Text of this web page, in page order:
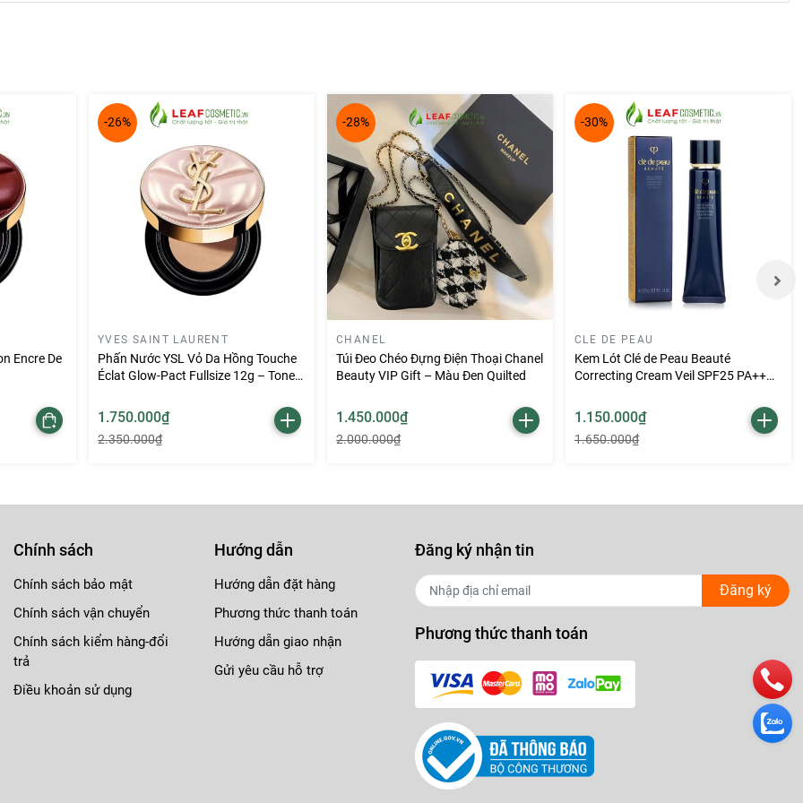
phù hợp với nhiều phong cách trang điểm.
trang điểm hàng ngày để tỏa sáng.
sức sống suốt cả ngày.
nuôi dưỡng môi khỏe mạnh.
tưởng cho những ai yêu thích sự kết hợp giữa làm đẹp và chăm sóc
Encre De
-26%
YVES SAINT LAURENT
Phấn Nước YSL Vỏ Da Hồng Touche
Éclat Glow-Pact Fullsize 12g – Tone
1.750.000₫
2.350.000₫
-28%
CHANEL
Túi Đeo Chéo Đựng Điện Thoại Chanel
Beauty VIP Gift – Màu Đen Quilted
1.450.000₫
2.000.000₫
-30%
CLE DE PEAU
Kem Lót Clé de Peau Beauté
Correcting Cream Veil SPF25 PA++
1.150.000₫
1.650.000₫
Chính sách
Chính sách bảo mật
Chính sách vận chuyển
Chính sách kiểm hàng-đổi
trả
Điều khoản sử dụng
Hướng dẫn
Hướng dẫn đặt hàng
Phương thức thanh toán
Hướng dẫn giao nhận
Gửi yêu cầu hỗ trợ
Đăng ký nhận tin
Đăng ký
Phương thức thanh toán